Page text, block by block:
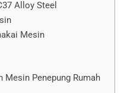
Alloy Steel
Mesin
Mesin Penepung Rumah